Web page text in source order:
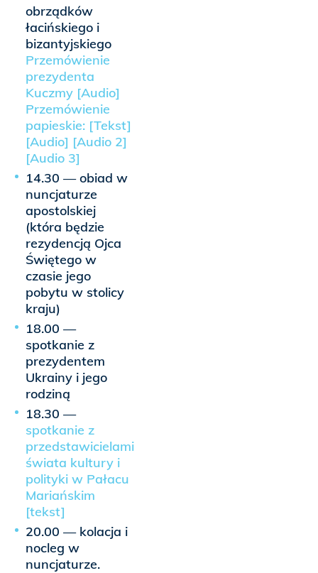
obrządków
łacińskiego i
bizantyjskiego
Przemówienie
prezydenta
Kuczmy [Audio]
Przemówienie
papieskie: [Tekst]
[Audio] [Audio 2]
[Audio 3]
14.30 — obiad w
nuncjaturze
apostolskiej
(która będzie
rezydencją Ojca
Świętego w
czasie jego
pobytu w stolicy
kraju)
18.00 —
spotkanie z
prezydentem
Ukrainy i jego
rodziną
18.30 —
spotkanie z
przedstawicielami
świata kultury i
polityki w Pałacu
Mariańskim
[tekst]
20.00 — kolacja i
nocleg w
nuncjaturze.